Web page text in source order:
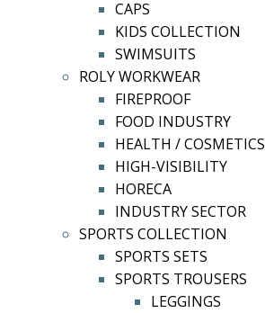
CAPS
KIDS COLLECTION
SWIMSUITS
ROLY WORKWEAR
FIREPROOF
FOOD INDUSTRY
HEALTH / COSMETICS
HIGH-VISIBILITY
HORECA
INDUSTRY SECTOR
SPORTS COLLECTION
SPORTS SETS
SPORTS TROUSERS
LEGGINGS